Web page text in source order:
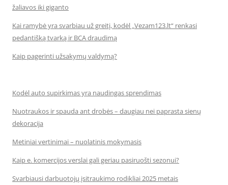
žaliavos iki giganto
Kai ramybė yra svarbiau už greitį, kodėl „Vezam123.lt“ renkasi
pedantišką tvarką ir BCA draudimą
Kaip pagerinti užsakymų valdymą?
Kodėl auto supirkimas yra naudingas sprendimas
Nuotraukos ir spauda ant drobės – daugiau nei paprasta sienų
dekoracija
Metiniai vertinimai – nuolatinis mokymasis
Kaip e. komercijos verslai gali geriau pasiruošti sezonui?
Svarbiausi darbuotojų įsitraukimo rodikliai 2025 metais